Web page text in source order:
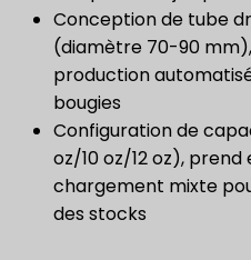
Conception de tube
(diamètre 70-90
production
bougies
Configuration de
oz/10 oz/12 oz),
chargement mixte
des stocks